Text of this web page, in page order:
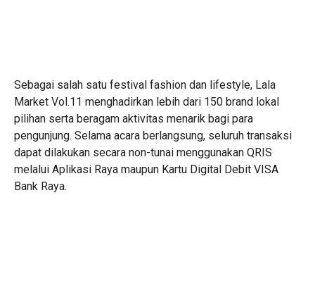
Sebagai salah satu festival fashion dan lifestyle, Lala
Market Vol.11 menghadirkan lebih dari 150 brand lokal
pilihan serta beragam aktivitas menarik bagi para
pengunjung. Selama acara berlangsung, seluruh transaksi
dapat dilakukan secara non-tunai menggunakan QRIS
melalui Aplikasi Raya maupun Kartu Digital Debit VISA
Bank Raya.